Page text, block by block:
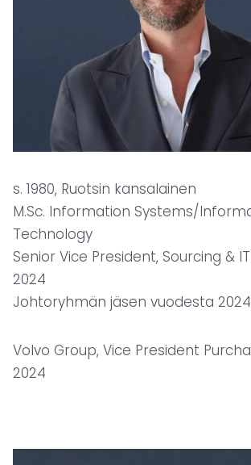
s. 1980, Ruotsin kansalainen
M.Sc. Information Systems/
Technology
Senior Vice President, Sourcing &
2024
Johtoryhmän jäsen vuodesta 2024
Volvo Group, Vice President
2024